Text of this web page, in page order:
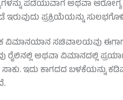
ಪಡೆಯುವಾಗ ಅಥವಾ
ಪ್ರಕ್ರಿಯೆಯನ್ನು
ವಿಮಾನಯಾನ ಸಚಿವಾಲಯವು
ರೈಲಿನಲ್ಲಿ ಅಥವಾ ವಿಮಾನದಲ್ಲಿ
ಇದು ಕಾಗದದ ಬಳಕೆಯನ್ನು